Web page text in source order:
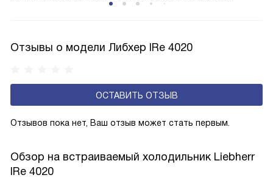
с панелью, выполняющей функцию «сухой стенки». Такие
эксплуатацию и чаще всего оснащены нулевой зоной
свежести BioFresh 0°C. Они встречаются в сериях Plus,
Отзывы о модели Либхер IRe 4020
ОСТАВИТЬ ОТЗЫВ
Отзывов пока нет, Ваш отзыв может стать первым.
Обзор на встраиваемый холодильник Liebherr
IRe 4020